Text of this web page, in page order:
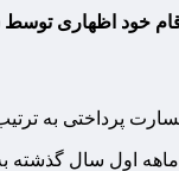
خود اظهاری